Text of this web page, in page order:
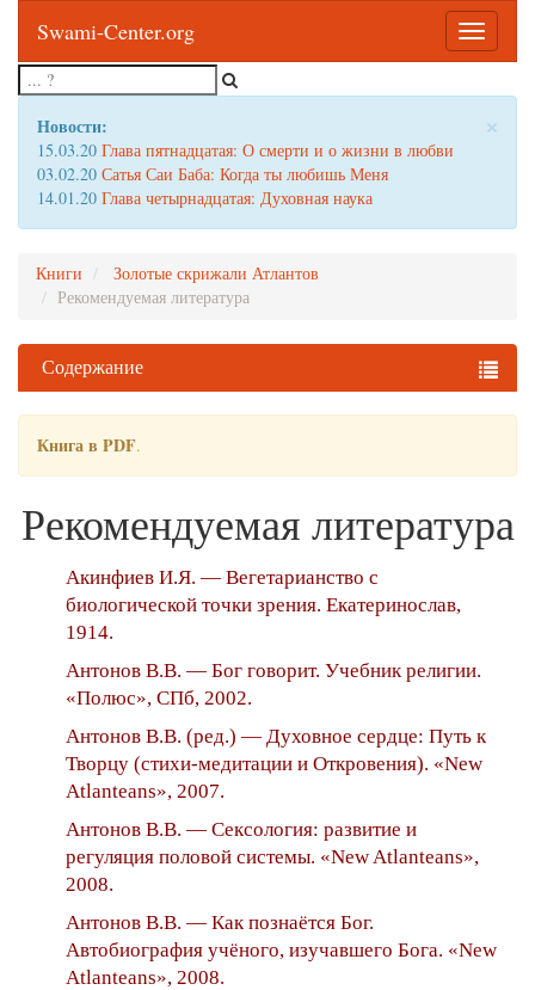
Toggle
Swami-Center.org
×
Новости:
15.03.20 Глава пятнадцатая: О смерти и о жизни в любви
03.02.20 Сатья Саи Баба: Когда ты любишь Меня
14.01.20 Глава четырнадцатая: Духовная наука
Книги
Золотые скрижали Атлантов
Рекомендуемая литература
Содержание
Книга в PDF.
Рекомендуемая литература
Акинфиев И.Я. — Вегетарианство с
биологической точки зрения. Екатеринослав,
1914.
Антонов В.В. — Бог говорит. Учебник религии.
«Полюс», СПб, 2002.
Антонов В.В. (ред.) — Духовное сердце: Путь к
Творцу (стихи-медитации и Откровения). «New
Atlanteans», 2007.
Антонов В.В. — Сексология: развитие и
регуляция половой системы. «New Atlanteans»,
2008.
Антонов В.В. — Как познаётся Бог.
Автобиография учёного, изучавшего Бога. «New
Atlanteans», 2008.